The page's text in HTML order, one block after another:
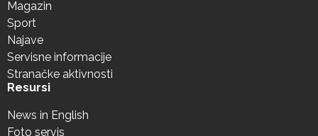
Magazin
Sport
Najave
Servisne informacije
Stranačke aktivnosti
Resursi
News in English
Foto servis